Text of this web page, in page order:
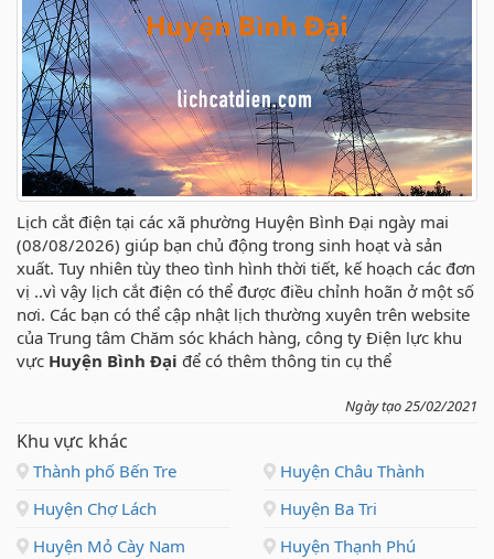
Lịch cắt điện tại các xã phường Huyện Bình Đại ngày mai
(08/08/2026) giúp bạn chủ động trong sinh hoạt và sản
xuất. Tuy nhiên tùy theo tình hình thời tiết, kế hoạch các đơn
vị ..vì vậy lịch cắt điện có thể được điều chỉnh hoãn ở một số
nơi. Các bạn có thể cập nhật lịch thường xuyên trên website
của Trung tâm Chăm sóc khách hàng, công ty Điện lực khu
vực Huyện Bình Đại để có thêm thông tin cụ thể
Ngày tạo 25/02/2021
Khu vực khác
Thành phố Bến Tre
Huyện Châu Thành
Huyện Chợ Lách
Huyện Ba Tri
Huyện Mỏ Cày Nam
Huyện Thạnh Phú